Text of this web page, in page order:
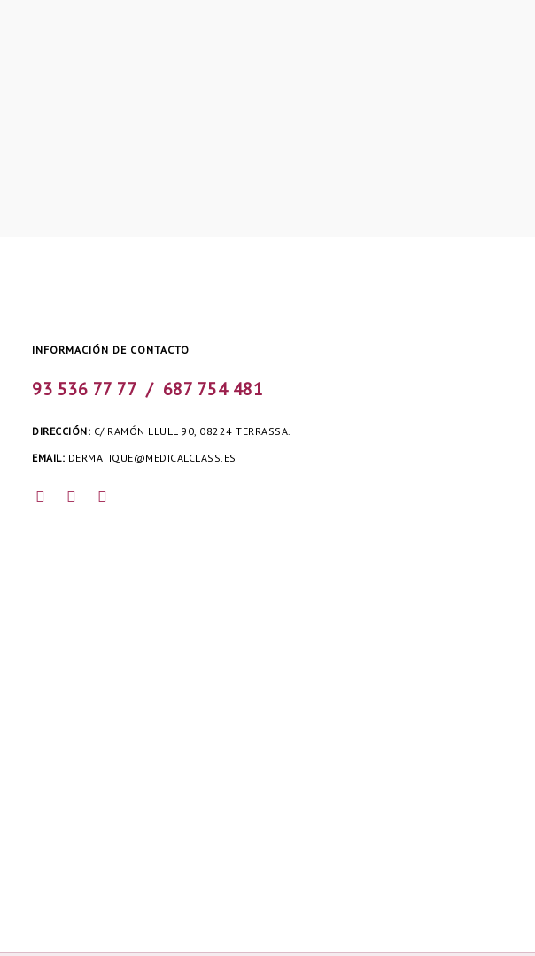
INFORMACIÓN DE CONTACTO
93 536 77 77 / 687 754 481
DIRECCIÓN: C/ RAMÓN LLULL 90, 08224 TERRASSA.
EMAIL: DERMATIQUE@MEDICALCLASS.ES